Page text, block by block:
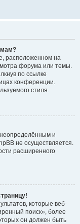
расположенном на
форума или темы.
по ссылке
конференции.
стиля.
и
не осуществляется.
расширенного
которые веб-
поиск», более
он должен быть